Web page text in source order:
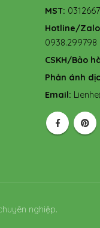
MST:
Hotline/
0938.299798
CSKH/Bảo
Phản ánh
Email:
nghiệp.